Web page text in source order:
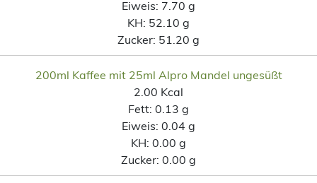
Eiweis: 7.70 g
KH: 52.10 g
Zucker: 51.20 g
200ml Kaffee mit 25ml Alpro Mandel ungesüßt
2.00 Kcal
Fett: 0.13 g
Eiweis: 0.04 g
KH: 0.00 g
Zucker: 0.00 g